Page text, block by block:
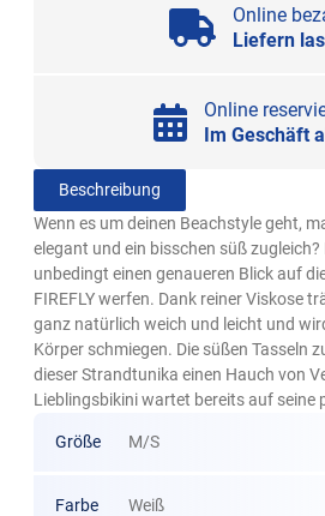
Online
Liefern
Online
Im Geschäft
Beschreibung
Wenn es um deinen Beachstyle geht,
elegant und ein bisschen süß
unbedingt einen genaueren Blick auf
FIREFLY werfen. Dank reiner Viskose
ganz natürlich weich und leicht und
Körper schmiegen. Die süßen Tasseln
dieser Strandtunika einen Hauch von
Lieblingsbikini wartet bereits auf seine
Größe M/S
Farbe Weiß